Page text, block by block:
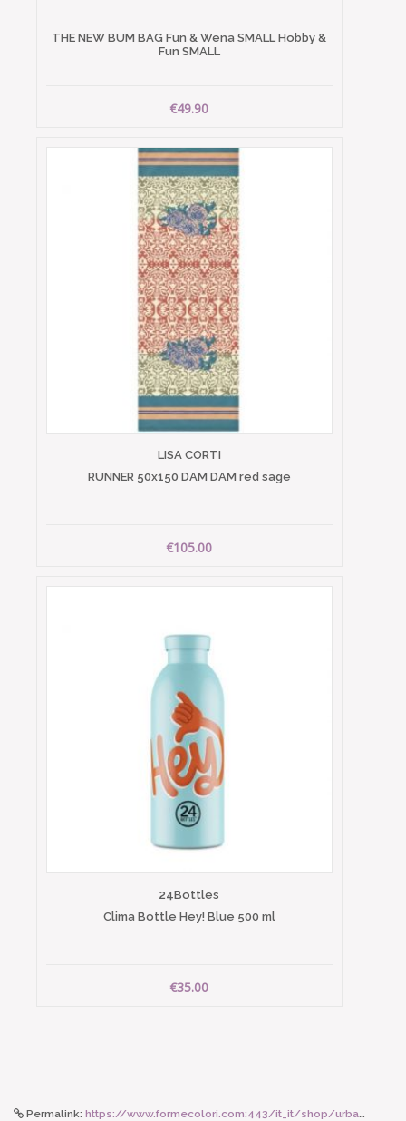
THE NEW BUM BAG Fun & Wena SMALL Hobby &
Fun SMALL
€49.90
LISA CORTI
RUNNER 50x150 DAM DAM red sage
€105.00
24Bottles
Clima Bottle Hey! Blue 500 ml
€35.00
Permalink: https://www.formecolori.com:443/it_it/shop/urban_bottles/clima_bottle/24bottles_clima_bottle_ventura_850_ml/3839